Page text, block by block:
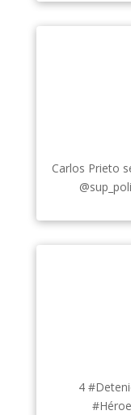
Carlos Prieto
4